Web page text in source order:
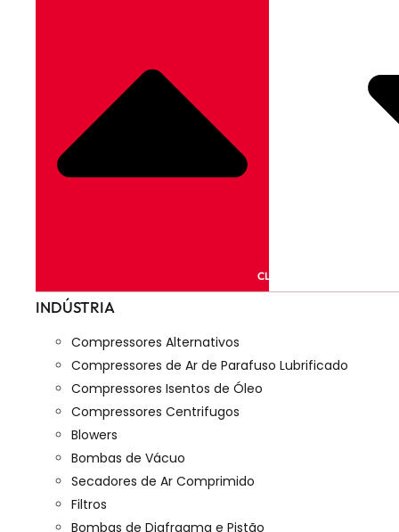
CLOSE PRODUTOS
INDÚSTRIA
Compressores Alternativos
Compressores de Ar de Parafuso Lubrificado
Compressores Isentos de Óleo
Compressores Centrifugos
Blowers
Bombas de Vácuo
Secadores de Ar Comprimido
Filtros
Bombas de Diafragma e Pistão